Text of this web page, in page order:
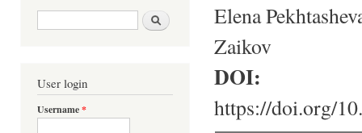
Search form Шукати
User login
Username*
Elena
Zaikov
DOI:
https://doi.org/